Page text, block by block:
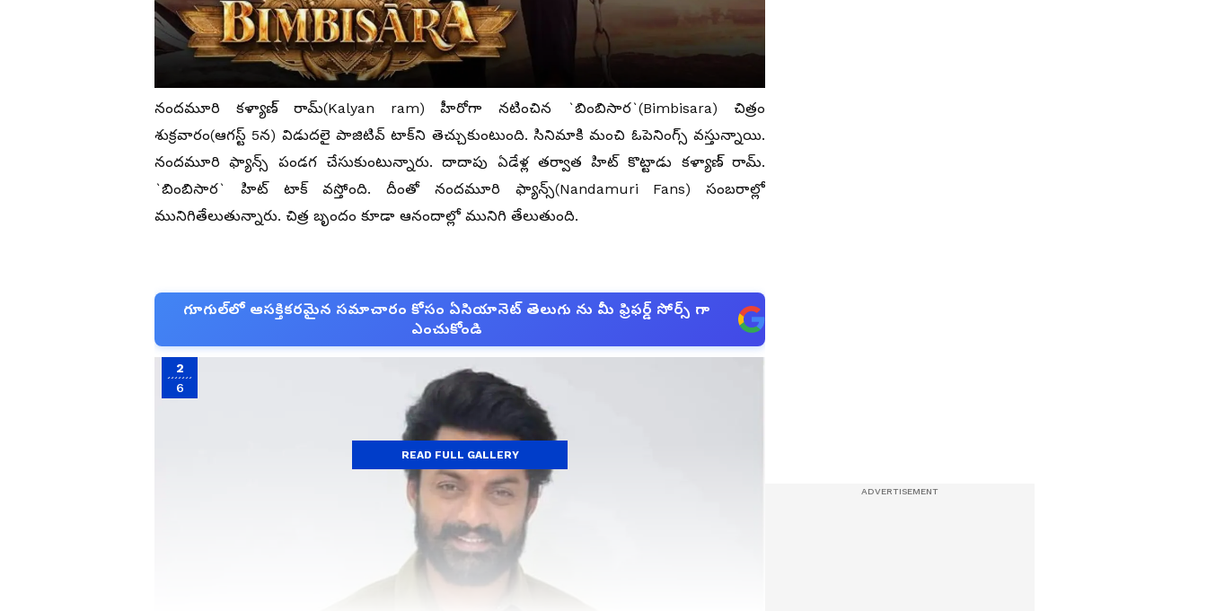
నందమూరి కళ్యాణ్‌ రామ్‌(Kalyan ram) హీరోగా నటించిన `బింబిసార`(Bimbisara) చిత్రం
శుక్రవారం(ఆగస్ట్ 5న) విడుదలై పాజిటివ్‌ టాక్‌ని తెచ్చుకుంటుంది. సినిమాకి మంచి ఓపెనింగ్స్ వస్తున్నాయి.
నందమూరి ఫ్యాన్స్ పండగ చేసుకుంటున్నారు. దాదాపు ఏడేళ్ల తర్వాత హిట్‌ కొట్టాడు కళ్యాణ్‌ రామ్‌.
`బింబిసార` హిట్‌ టాక్‌ వస్తోంది. దీంతో నందమూరి ఫ్యాన్స్(Nandamuri Fans) సంబరాల్లో
మునిగితేలుతున్నారు. చిత్ర బృందం కూడా ఆనందాల్లో మునిగి తేలుతుంది.
గూగుల్‌లో ఆసక్తికరమైన సమాచారం కోసం ఏసియానెట్ తెలుగు ను మీ ఫ్రిఫర్డ్ సోర్స్ గా
ఎంచుకోండి
2
6
READ FULL GALLERY